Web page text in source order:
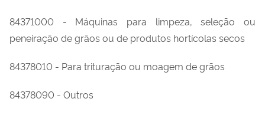
84371000 - Máquinas para limpeza, seleção ou
peneiração de grãos ou de produtos hortícolas secos
84378010 - Para trituração ou moagem de grãos
84378090 - Outros